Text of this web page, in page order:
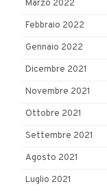
Marzo 2022
Febbraio 2022
Gennaio 2022
Dicembre 2021
Novembre 2021
Ottobre 2021
Settembre 2021
Agosto 2021
Luglio 2021